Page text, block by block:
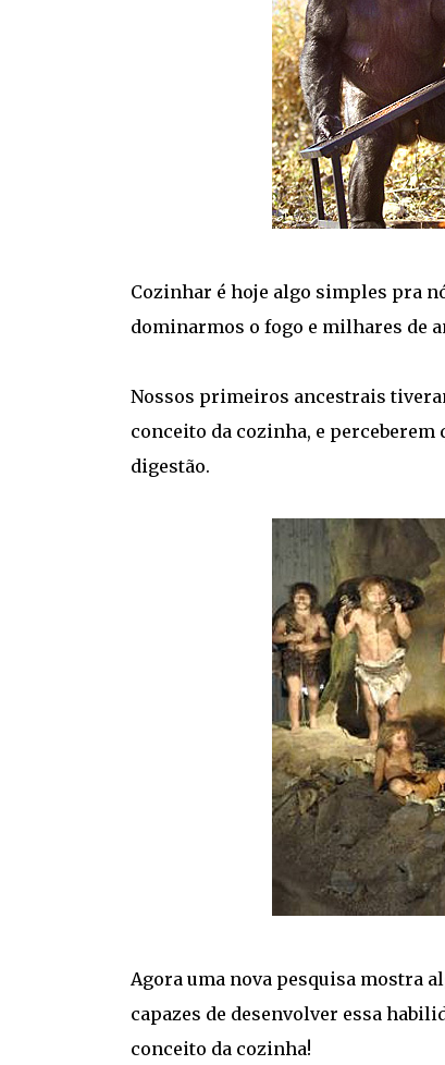
Cozinhar é hoje algo simples pra
dominarmos o fogo e milhares de
Nossos primeiros ancestrais
conceito da cozinha, e
digestão.
Agora uma nova pesquisa mostra
capazes de desenvolver essa
conceito da cozinha!